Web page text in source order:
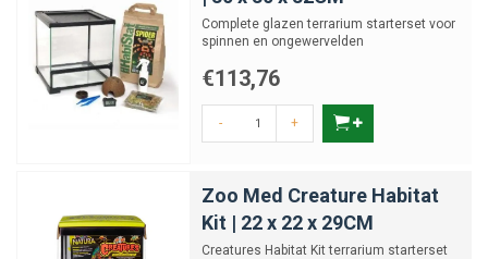
Complete glazen terrarium starterset voor
spinnen en ongewervelden
€113,76
- +
Zoo Med Creature Habitat
Kit | 22 x 22 x 29CM
Creatures Habitat Kit terrarium starterset